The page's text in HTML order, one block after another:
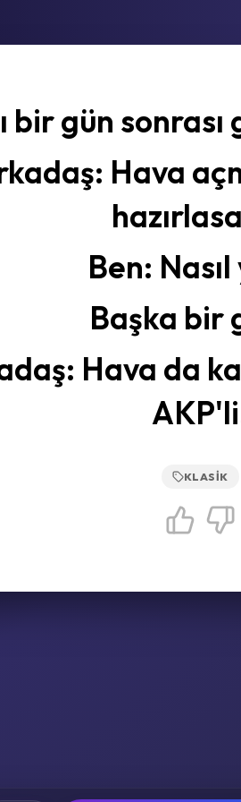
bir gün sonrası
Hava
Ben:
Başka bir
Hava da
KLASIK